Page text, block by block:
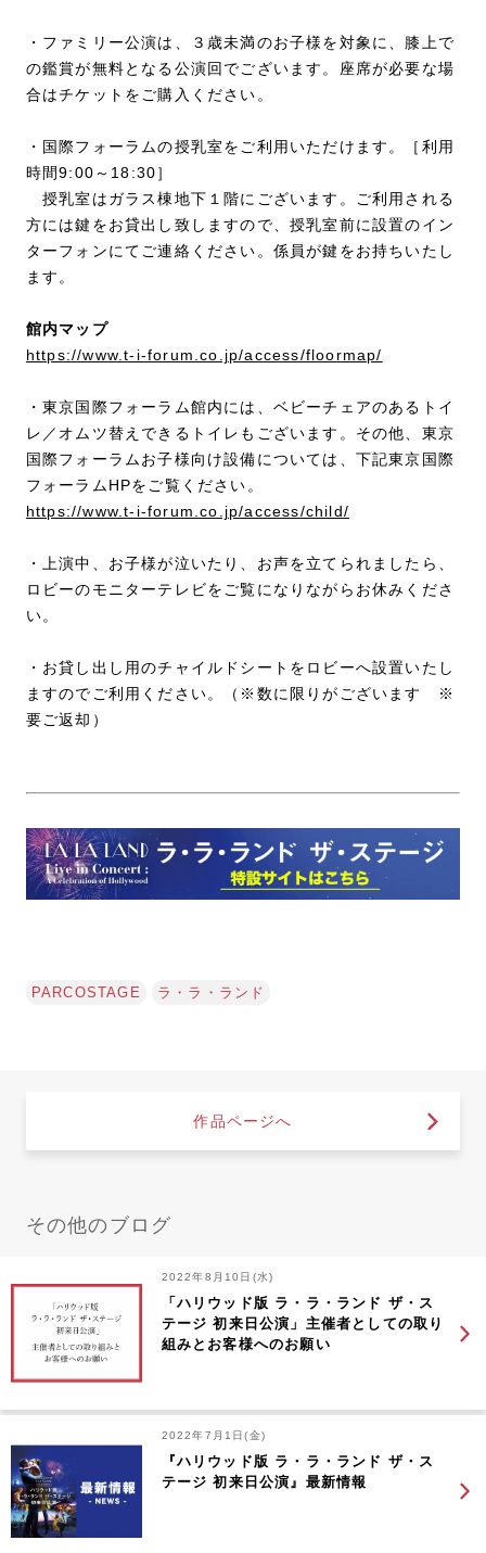
・ファミリー公演は、３歳未満のお子様を対象に、膝上で
の鑑賞が無料となる公演回でございます。座席が必要な場
合はチケットをご購入ください。
・国際フォーラムの授乳室をご利用いただけます。［利用
時間9:00～18:30］
授乳室はガラス棟地下１階にございます。ご利用される
方には鍵をお貸出し致しますので、授乳室前に設置のイン
ターフォンにてご連絡ください。係員が鍵をお持ちいたし
ます。
館内マップ
https://www.t-i-forum.co.jp/access/floormap/
・東京国際フォーラム館内には、ベビーチェアのあるトイ
レ／オムツ替えできるトイレもございます。その他、東京
国際フォーラムお子様向け設備については、下記東京国際
フォーラムHPをご覧ください。
https://www.t-i-forum.co.jp/access/child/
・上演中、お子様が泣いたり、お声を立てられましたら、
ロビーのモニターテレビをご覧になりながらお休みくださ
い。
・お貸し出し用のチャイルドシートをロビーへ設置いたし
ますのでご利用ください。（※数に限りがございます ※
要ご返却）
PARCOSTAGE ラ・ラ・ランド
作品ページへ
その他のブログ
2022年8月10日(水)
「ハリウッド版 ラ・ラ・ランド ザ・ス
テージ 初来日公演」主催者としての取り
組みとお客様へのお願い
2022年7月1日(金)
『ハリウッド版 ラ・ラ・ランド ザ・ス
テージ 初来日公演』最新情報